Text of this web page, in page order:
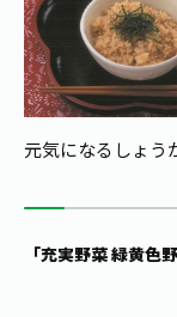
元気になるしょう
「充実野菜 緑黄色